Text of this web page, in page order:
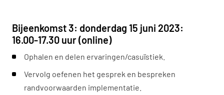
Bijeenkomst 3: donderdag 15 juni 2023:
16.00-17.30 uur (online)
Ophalen en delen ervaringen/casuïstiek.
Vervolg oefenen het gesprek en bespreken
randvoorwaarden implementatie.